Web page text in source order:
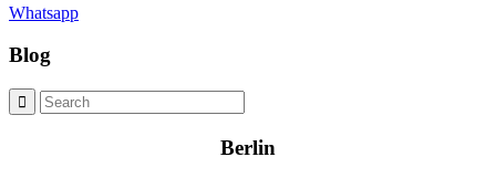
Whatsapp
Blog
Berlin